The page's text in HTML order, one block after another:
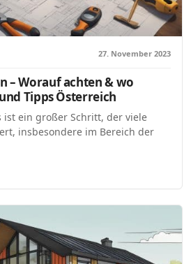
27. November 2023
– Worauf achten & wo
Tipps Österreich
ist ein großer Schritt, der viele
insbesondere im Bereich der